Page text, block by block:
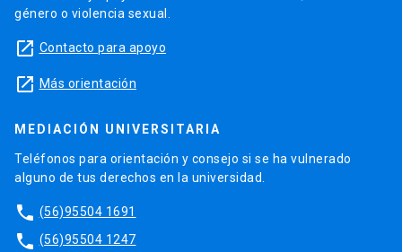
género o violencia sexual.
launch Contacto para apoyo
launch Más orientación
MEDIACIÓN UNIVERSITARIA
Teléfonos para orientación y consejo si se ha vulnerado
alguno de tus derechos en la universidad.
phone (56)95504 1691
phone (56)95504 1247